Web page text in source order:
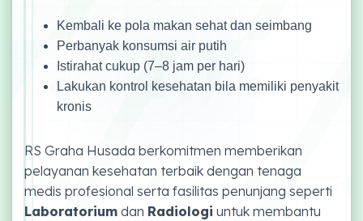
Kembali ke pola makan sehat dan seimbang
Perbanyak konsumsi air putih
Istirahat cukup (7–8 jam per hari)
Lakukan kontrol kesehatan bila memiliki penyakit
kronis
RS Graha Husada berkomitmen memberikan
pelayanan kesehatan terbaik dengan tenaga
medis profesional serta fasilitas penunjang seperti
Laboratorium dan Radiologi untuk membantu